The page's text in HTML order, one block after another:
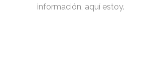
información, aquí estoy.